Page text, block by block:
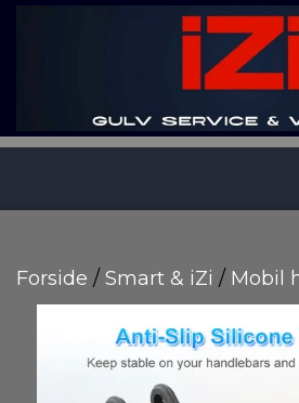
IZI APS
SLIB-DET-SELV/
Forside Smart & iZi Mobil